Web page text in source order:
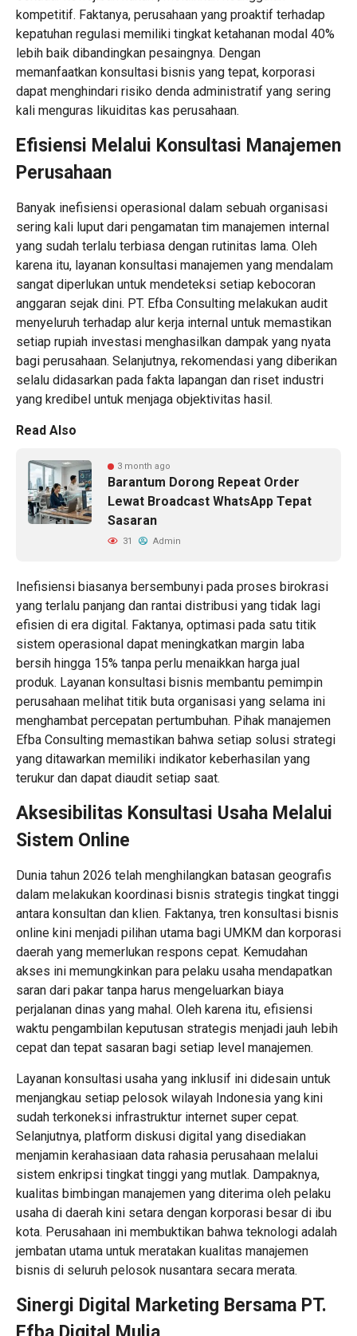
kompetitif. Faktanya, perusahaan yang proaktif terhadap
kepatuhan regulasi memiliki tingkat ketahanan modal 40%
lebih baik dibandingkan pesaingnya. Dengan
memanfaatkan konsultasi bisnis yang tepat, korporasi
dapat menghindari risiko denda administratif yang sering
kali menguras likuiditas kas perusahaan.
Efisiensi Melalui Konsultasi Manajemen
Perusahaan
Banyak inefisiensi operasional dalam sebuah organisasi
sering kali luput dari pengamatan tim manajemen internal
yang sudah terlalu terbiasa dengan rutinitas lama. Oleh
karena itu, layanan konsultasi manajemen yang mendalam
sangat diperlukan untuk mendeteksi setiap kebocoran
anggaran sejak dini. PT. Efba Consulting melakukan audit
menyeluruh terhadap alur kerja internal untuk memastikan
setiap rupiah investasi menghasilkan dampak yang nyata
bagi perusahaan. Selanjutnya, rekomendasi yang diberikan
selalu didasarkan pada fakta lapangan dan riset industri
yang kredibel untuk menjaga objektivitas hasil.
Read Also
3 month ago
Barantum Dorong Repeat Order
Lewat Broadcast WhatsApp Tepat
Sasaran
31 Admin
Inefisiensi biasanya bersembunyi pada proses birokrasi
yang terlalu panjang dan rantai distribusi yang tidak lagi
efisien di era digital. Faktanya, optimasi pada satu titik
sistem operasional dapat meningkatkan margin laba
bersih hingga 15% tanpa perlu menaikkan harga jual
produk. Layanan konsultasi bisnis membantu pemimpin
perusahaan melihat titik buta organisasi yang selama ini
menghambat percepatan pertumbuhan. Pihak manajemen
Efba Consulting memastikan bahwa setiap solusi strategi
yang ditawarkan memiliki indikator keberhasilan yang
terukur dan dapat diaudit setiap saat.
Aksesibilitas Konsultasi Usaha Melalui
Sistem Online
Dunia tahun 2026 telah menghilangkan batasan geografis
dalam melakukan koordinasi bisnis strategis tingkat tinggi
antara konsultan dan klien. Faktanya, tren konsultasi bisnis
online kini menjadi pilihan utama bagi UMKM dan korporasi
daerah yang memerlukan respons cepat. Kemudahan
akses ini memungkinkan para pelaku usaha mendapatkan
saran dari pakar tanpa harus mengeluarkan biaya
perjalanan dinas yang mahal. Oleh karena itu, efisiensi
waktu pengambilan keputusan strategis menjadi jauh lebih
cepat dan tepat sasaran bagi setiap level manajemen.
Layanan konsultasi usaha yang inklusif ini didesain untuk
menjangkau setiap pelosok wilayah Indonesia yang kini
sudah terkoneksi infrastruktur internet super cepat.
Selanjutnya, platform diskusi digital yang disediakan
menjamin kerahasiaan data rahasia perusahaan melalui
sistem enkripsi tingkat tinggi yang mutlak. Dampaknya,
kualitas bimbingan manajemen yang diterima oleh pelaku
usaha di daerah kini setara dengan korporasi besar di ibu
kota. Perusahaan ini membuktikan bahwa teknologi adalah
jembatan utama untuk meratakan kualitas manajemen
bisnis di seluruh pelosok nusantara secara merata.
Sinergi Digital Marketing Bersama PT.